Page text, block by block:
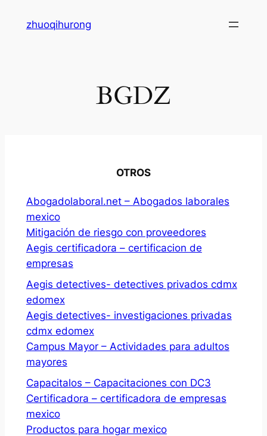
zhuoqihurong
BGDZ
OTROS
Abogadolaboral.net – Abogados laborales
mexico
Mitigación de riesgo con proveedores
Aegis certificadora – certificacion de
empresas
Aegis detectives- detectives privados cdmx
edomex
Aegis detectives- investigaciones privadas
cdmx edomex
Campus Mayor – Actividades para adultos
mayores
Capacitalos – Capacitaciones con DC3
Certificadora – certificadora de empresas
mexico
Productos para hogar mexico